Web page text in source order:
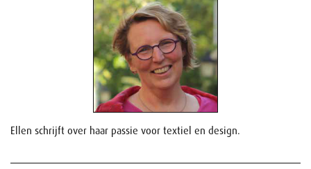
Ellen schrijft over haar passie voor textiel en design.